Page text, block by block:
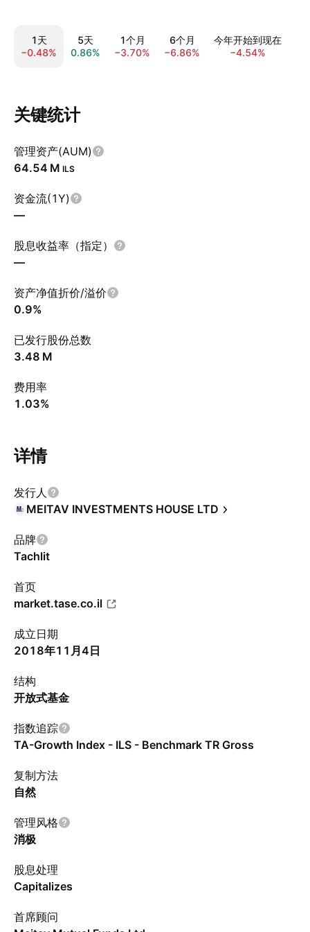
1天
−0.48%
5天
0.86%
1个月
−3.70%
6个月
−6.86%
今年开始到现在
−4.54%
关键统计
管理资产(AUM)
‪64.54 M‬ ILS
资金流(1Y)
—
股息收益率（指定）
—
资产净值折价/溢价
0.9%
已发行股份总数
‪3.48 M‬
费用率
1.03%
详情
发行人
MEITAV INVESTMENTS HOUSE LTD
品牌
Tachlit
首页
market.tase.co.il
成立日期
2018年11月4日
结构
开放式基金
指数追踪
TA-Growth Index - ILS - Benchmark TR Gross
复制方法
自然
管理风格
消极
股息处理
Capitalizes
首席顾问